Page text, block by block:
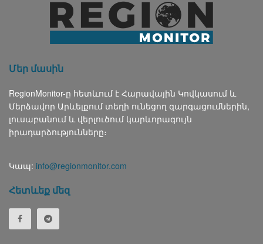
Մեր մասին
RegionMonitor-ը հետևում է Հարավային Կովկասում և
Մերձավոր Արևելքում տեղի ունեցող զարգացումներին,
լուսաբանում և վերլուծում կարևորագույն
իրադարձությունները։
Կապ: info@regionmonitor.com
Հետևեք մեզ